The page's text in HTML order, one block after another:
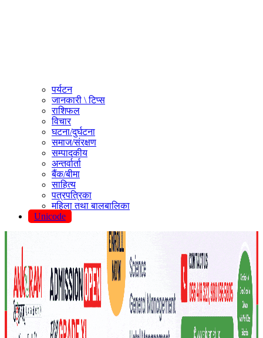
पर्यटन
जानकारी \ टिप्स
राशिफल
विचार
घटना/दुर्घटना
समाज/संरक्षण
सम्पादकीय
अन्तर्वार्ता
बैंक/बीमा
साहित्य
पत्रपत्रिका
महिला तथा बालबालिका
Unicode